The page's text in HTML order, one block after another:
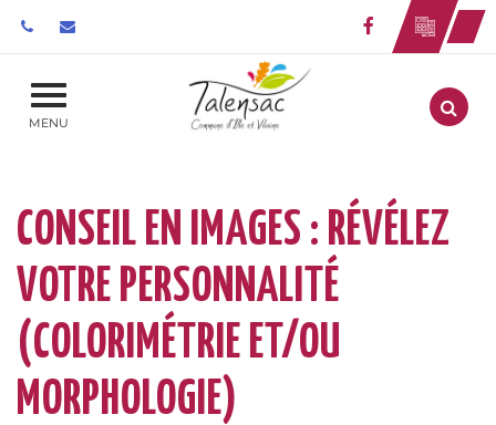
Lien vers le
MENU Aller
CONSEIL EN IMAGES : RÉVÉLEZ
VOTRE PERSONNALITÉ
(COLORIMÉTRIE ET/OU
MORPHOLOGIE)